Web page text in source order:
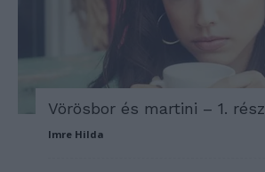
Vörösbor és martini – 1. rész
Imre Hilda